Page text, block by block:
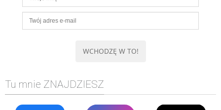
KONTROLA WERSJI
SQL
TESTOWANIE
SIECI
Tu mnie ZNAJDZIESZ